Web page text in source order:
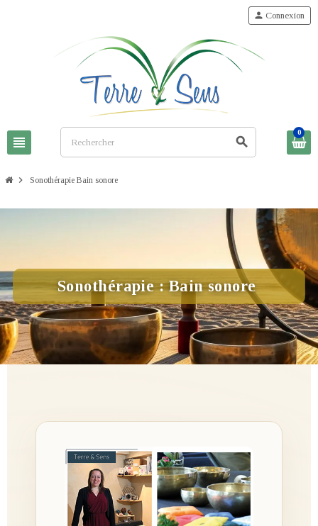
view_headline search
person Connexion
0
chevron_right Sonothérapie Bain sonore
Sonothérapie : Bain sonore